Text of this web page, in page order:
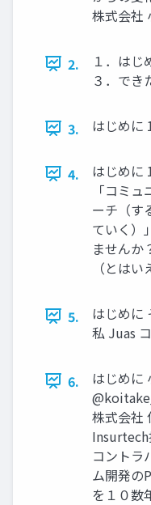
株式会社
2.
１．はじ
３．でき
3. はじめに
4.
はじめに
「コミ
ーチ（す
ていく）
ませんか
（とは
5.
はじめに
私 Juas
6.
はじめに
株式会社
Insurtech
コントラ
ム開発の
を１０数